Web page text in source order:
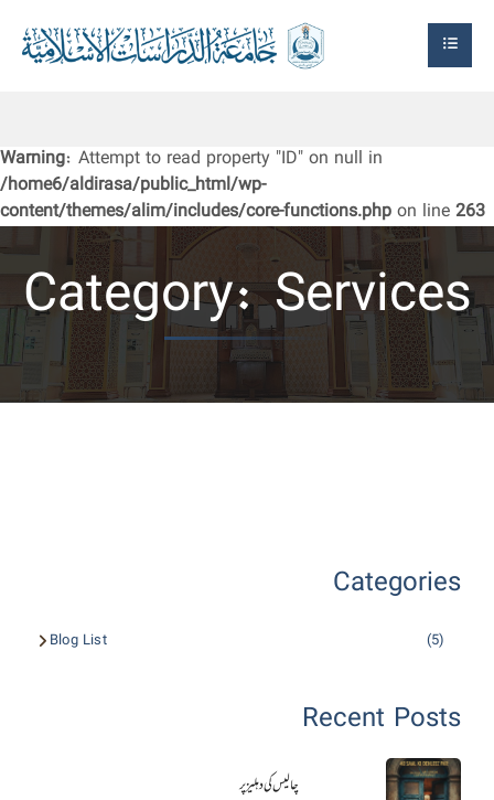
Warning: Attempt to read property "ID" on null in
/home6/aldirasa/public_html/wp-
content/themes/alim/includes/core-functions.phpon line263
Category:Services
Categories
Blog List (5)
Recent Posts
چالیس کی دہلیز پر